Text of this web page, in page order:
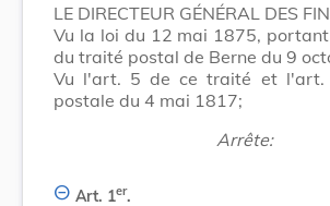
LE DIRECTEUR GÉNÉRAL DES
Vu la loi du 12 mai 1875,
du traité postal de Berne du 9
Vu l'art. 5 de ce traité et
postale du 4 mai 1817;
Arrête:
Art. 1er.